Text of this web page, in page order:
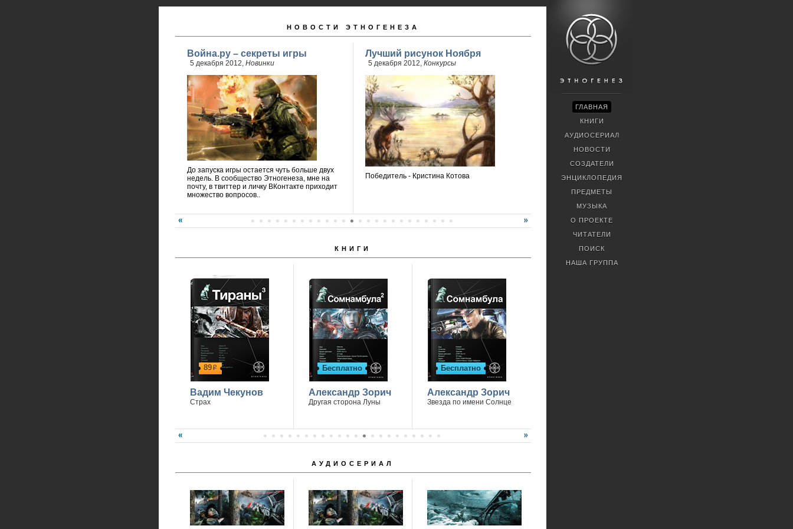
НОВОСТИ ЭТНОГЕНЕЗА
Война.ру – секреты игры
5 декабря 2012, Новинки
До запуска игры остается чуть больше двух
недель. В сообщество Этногенеза, мне на
почту, в твиттер и личку ВКонтакте приходит
множество вопросов..
Лучший рисунок Ноября
5 декабря 2012, Конкурсы
Победитель - Кристина Котова
КНИГИ
89р
Вадим Чекунов
Страх
Бесплатно
Александр Зорич
Другая сторона Луны
Бесплатно
Александр Зорич
Звезда по имени Солнце
АУДИОСЕРИАЛ
ГЛАВНАЯ
КНИГИ
АУДИОСЕРИАЛ
НОВОСТИ
СОЗДАТЕЛИ
ЭНЦИКЛОПЕДИЯ
ПРЕДМЕТЫ
МУЗЫКА
О ПРОЕКТЕ
ЧИТАТЕЛИ
ПОИСК
НАША ГРУППА